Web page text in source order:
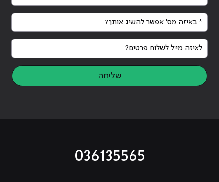
* באיזה מס' אפשר להשיג אותך?
לאיזה מייל לשלוח פרטים?
שליחה
036135565